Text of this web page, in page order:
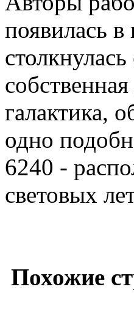
появилась в
галактика,
одно
6240 -
световых
Похожие